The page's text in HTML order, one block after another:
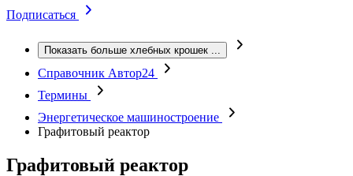
Подписаться
Показать больше хлебных крошек ...
Справочник Автор24
Термины
Энергетическое машиностроение
Графитовый реактор
Графитовый реактор